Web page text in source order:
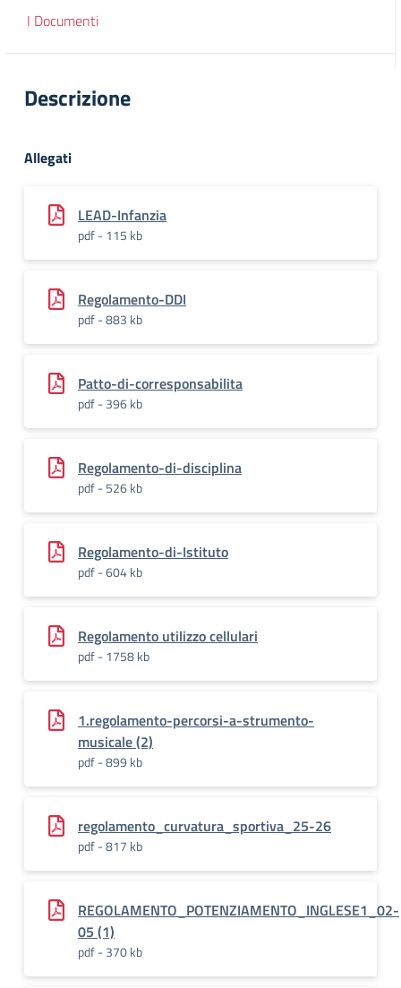
I Documenti
Descrizione
Allegati
LEAD-Infanzia
pdf - 115 kb
Regolamento-DDI
pdf - 883 kb
Patto-di-corresponsabilita
pdf - 396 kb
Regolamento-di-disciplina
pdf - 526 kb
Regolamento-di-Istituto
pdf - 604 kb
Regolamento utilizzo cellulari
pdf - 1758 kb
1.regolamento-percorsi-a-strumento-
musicale (2)
pdf - 899 kb
regolamento_curvatura_sportiva_25-26
pdf - 817 kb
REGOLAMENTO_POTENZIAMENTO_INGLESE1_02-
05 (1)
pdf - 370 kb